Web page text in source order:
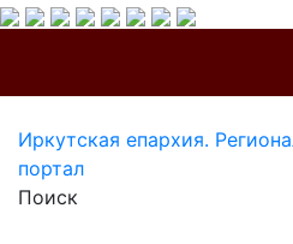
Иркутская епархия.
портал
Поиск